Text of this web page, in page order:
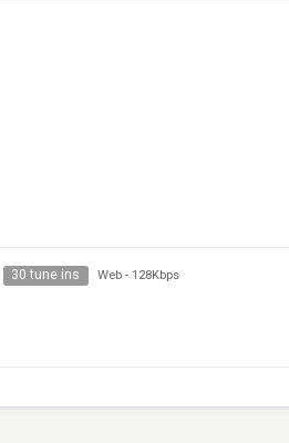
30 tune ins Web - 128Kbps